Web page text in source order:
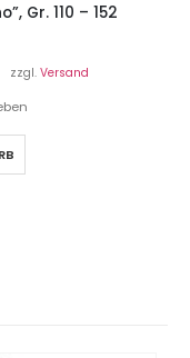
Gr. 110 – 152
zzgl. Versand